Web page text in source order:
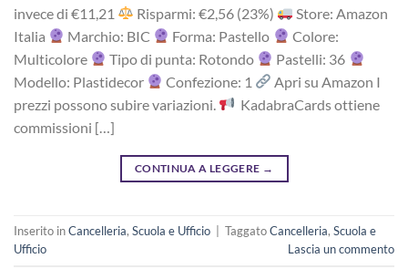
i‎nv‎ec‎e ‎di‎ €11,21
R‎is‎pa‎rmi: €2,56 (23%)
Store: Amazon
Italia
Marchio: BIC Forma: Pastello
Colore:
Multicolore
Tipo di punta: Rotondo
Pastelli: 36
Modello: Plastidecor
Confezione: 1
Apri su Amazon I
prezzi possono subire variazioni.
KadabraCards ottiene
commissioni […]
CONTINUA A LEGGERE →
Inserito inCancelleria, Scuola e Ufficio TaggatoCancelleria, Scuola e
Ufficio
Lascia un commento